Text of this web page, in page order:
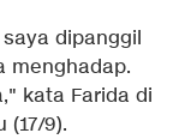
dipanggil
menghadap.
kata Farida di
(17/9).